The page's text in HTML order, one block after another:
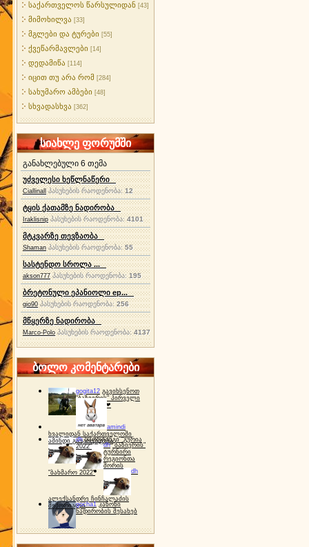
საქართველოს წარსულიდან [43]
მიმოხილვა [33]
მგლები და ტურები [55]
ქვეწარმავლები [14]
დედამიწა [114]
იცით თუ არა რომ [284]
სახუმარო ამბები [48]
სხვადასხვა [362]
სიახლე ფორუმში
განახლებული 6 თემა
უძველესი ხეწლნაწერი
Ciallinall პასუხების რაოდენობა:12
ტყის ქათამზე ნადირობა
Iraklisnip პასუხების რაოდენობა: 4101
მტკვარზე თევზაობა
Shaman პასუხების რაოდენობა:55
სასტენდო სროლა ...
akson777 პასუხების რაოდენობა:195
ბრეტონული ეპანიოლი ep...
gio90 პასუხების რაოდენობა:256
მწყერზე ნადირობა
Marco-Polo პასუხების რაოდენობა:4137
ბოლო კომენტარები
gogita12 გავიხსენოთ
"ბაზიერის" პირველი
ტურნირი ❤
amindi
ხვალიდან საქართველოში
ამინდი გაუარესდება
dh სპორტინგი "გურია
2022"
dh "ბაზიერის"
ტურნირი
რეგიონთა
შორის
"ბახმარო 2022"
dh
ალექსანდრე ჩინჩალაძის
მემორიალიgocha1 კანონი
ნადირობის შესახებ